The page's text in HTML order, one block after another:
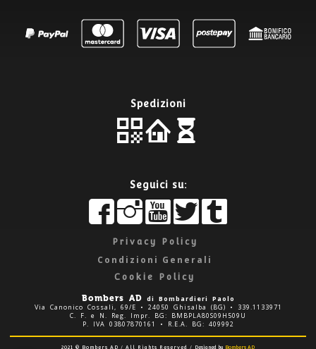
Spedizioni
Seguici su:
Privacy Policy
Condizioni Generali
Cookie Policy
Bombers AD di Bombardieri Paolo
Via Canonico Cossali, 69/E • 24050 Ghisalba (BG) • 339.1133971
C. F. e N. Reg. Impr. BG: BMBPLA80S09H509U
P. IVA 03807870161 • R.E.A. BG: 409992
2021 © Bombers AD / All Rights Reserved / Designed by Bombers AD